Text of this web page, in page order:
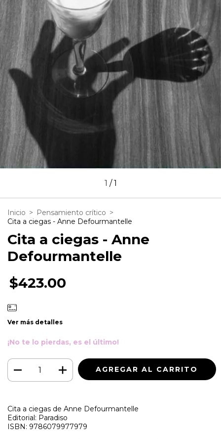
1 /1
Inicio > Pensamiento crítico >
Cita a ciegas - Anne Defourmantelle
Cita a ciegas - Anne
Defourmantelle
$423.00
Ver más detalles
¡No te lo pierdas, es el último!
Cita a ciegas de Anne Defourmantelle
Editorial: Paradiso
ISBN: 9786079977979